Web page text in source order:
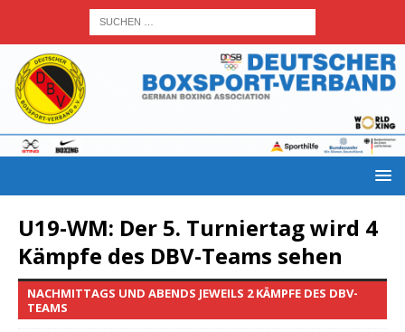
U19-WM: Der 5. Tur­nier­tag wird 4
Kämp­fe des DBV-Teams sehen
NACHMITTAGS UND ABENDS JEWEILS 2 KÄMPFE DES DBV-
TEAMS